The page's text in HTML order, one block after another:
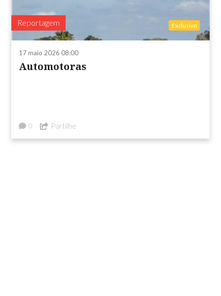
Reportagem Exclusivo
17 maio 2026 08:00
Automotoras
0 Partilhe